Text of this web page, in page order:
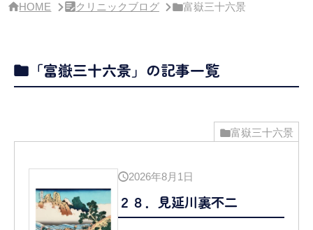
HOME クリニックブログ 富嶽三十六景
「富嶽三十六景」の記事一覧
富嶽三十六景
2026年8月1日
２８．見延川裏不二